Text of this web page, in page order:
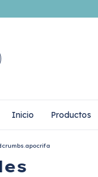
Inicio Productos